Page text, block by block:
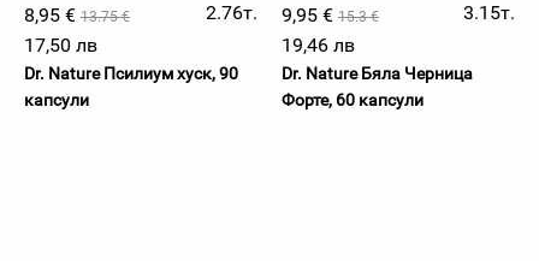
8,95 € 13.75 €
2.76т.
17,50 лв
Dr. Nature Псилиум хуск, 90
капсули
9,95 € 15.3 €
3.15т.
19,46 лв
Dr. Nature Бяла Черница
Форте, 60 капсули